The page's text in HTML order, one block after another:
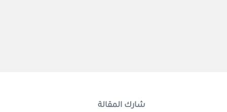
شارك المقالة